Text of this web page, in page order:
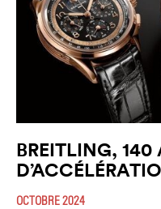
BREITLING, 140
OCTOBRE 2024